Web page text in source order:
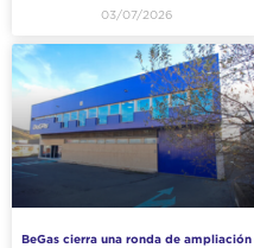
03/07/2026
BeGas cierra una ronda de ampliación